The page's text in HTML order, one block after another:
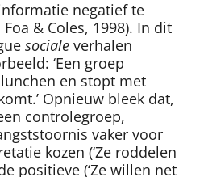
negatief te
& Coles, 1998). In dit
sociale verhalen
‘Een groep
en stopt met
Opnieuw bleek dat,
controlegroep,
vaker voor
kozen (‘Ze roddelen
positieve (‘Ze willen net